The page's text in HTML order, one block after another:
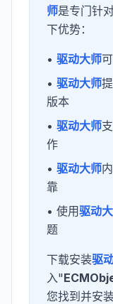
师是专门针
下优势：
• 驱动大师
• 驱动大师
版本
• 驱动大师
作
• 驱动大师
靠
• 使用驱动
题
下载安装驱
入"
您找到并安